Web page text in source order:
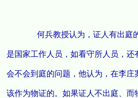
何兵教授认为，证人有出庭的
是国家工作人员，如看守所人员，
会不会到庭的问题，他认为，在李
该作为物证的。如果证人不出庭、